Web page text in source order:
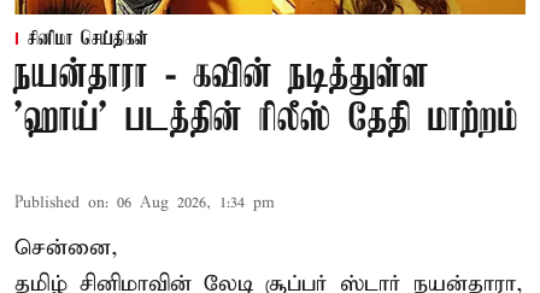
சினிமா செய்திகள்
நயன்தாரா - கவின் நடித்துள்ள
'ஹாய்' படத்தின் ரிலீஸ் தேதி மாற்றம்
Published on: 06 Aug 2026, 1:34 pm
சென்னை,
தமிழ் சினிமாவின் லேடி சூப்பர் ஸ்டார் நயன்தாரா,